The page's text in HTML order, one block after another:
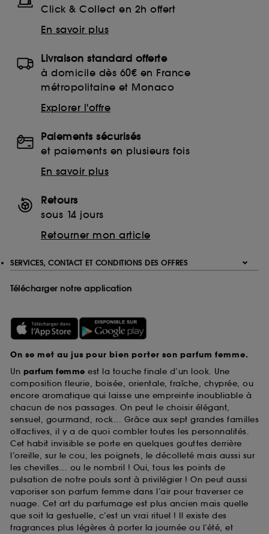
Click & Collect en 2h offert
En savoir plus
Livraison standard offerte
à domicile dès 60€ en France
métropolitaine et Monaco
Explorer l'offre
Paiements sécurisés
et paiements en plusieurs fois
En savoir plus
Retours
sous 14 jours
Retourner mon article
SERVICES, CONTACT ET CONDITIONS DES OFFRES
Télécharger notre application
On se met au jus pour bien porter son parfum femme.
Un parfum femme est la touche finale d’un look. Une
composition fleurie, boisée, orientale, fraîche, chyprée, ou
encore aromatique qui laisse une empreinte inoubliable à
chacun de nos passages. On peut le choisir élégant,
sensuel, gourmand, rock... Grâce aux sept grandes familles
olfactives, il y a de quoi combler toutes les personnalités.
Cet habit invisible se porte en quelques gouttes derrière
l’oreille, sur le cou, les poignets, le décolleté mais aussi sur
les chevilles... ou le nombril ! Oui, tous les points de
pulsation de notre pouls sont à privilégier ! On peut aussi
vaporiser son parfum femme dans l’air pour traverser ce
nuage. Cet art du parfumage est plus ancien mais quelle
que soit la gestuelle, c’est un vrai rituel ! Il existe des
fragrances plus légères à porter la journée ou l’été, et